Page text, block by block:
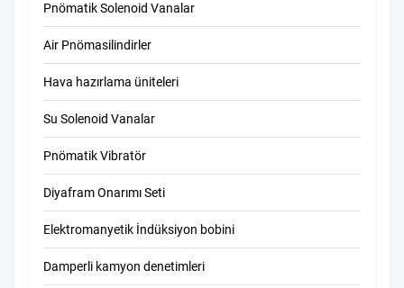
Pnömatik Solenoid Vanalar
Air Pnömasilindirler
Hava hazırlama üniteleri
Su Solenoid Vanalar
Pnömatik Vibratör
Diyafram Onarımı Seti
Elektromanyetik İndüksiyon bobini
Damperli kamyon denetimleri